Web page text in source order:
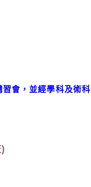
會，並經學科及術
)